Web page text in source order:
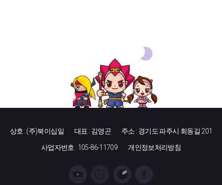
상호 : (주)북이십일 대표 : 김영곤 주소 : 경기도 파주시 회동길 201
사업자번호 : 105-86-11709 개인정보처리방침